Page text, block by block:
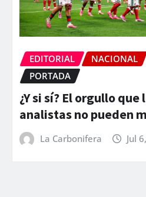
EDITORIAL
NACIONAL
PORTADA
¿Y si sí? El orgullo que
analistas no pueden
La Carbonifera Jul